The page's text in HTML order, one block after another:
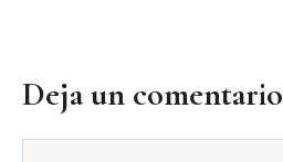
Deja un comentario